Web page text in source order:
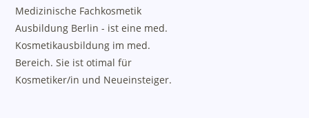
Medizinische Fachkosmetik
Ausbildung Berlin - ist eine med.
Kosmetikausbildung im med.
Bereich. Sie ist otimal für
Kosmetiker/in und Neueinsteiger.